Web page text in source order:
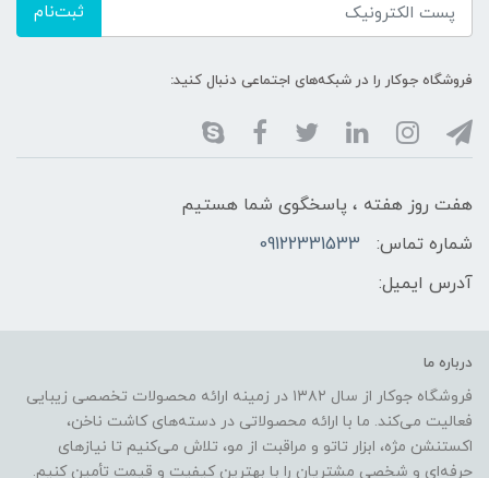
ثبت‌نام
فروشگاه جوکار را در شبکه‌های اجتماعی دنبال کنید:
هفت روز هفته ، پاسخگوی شما هستیم
شماره تماس:
09122331533
آدرس ایمیل:
درباره ما
فروشگاه جوکار از سال ۱۳۸۲ در زمینه ارائه محصولات تخصصی زیبایی
فعالیت می‌کند. ما با ارائه محصولاتی در دسته‌های کاشت ناخن،
اکستنشن مژه، ابزار تاتو و مراقبت از مو، تلاش می‌کنیم تا نیازهای
حرفه‌ای و شخصی مشتریان را با بهترین کیفیت و قیمت تأمین کنیم.